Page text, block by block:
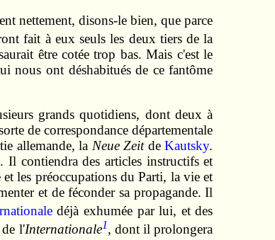
nettement, disons-le bien, que parce
fait à eux seuls les deux tiers de la
être cotée trop bas. Mais c'est le
nous ont déshabitués de ce fantôme
grands quotidiens, dont deux à
de correspondance départementale
allemande, la Neue ZeitdeKautsky.
contiendra des articles instructifs et
les préoccupations du Parti, la vie et
et de féconder sa propagande. Il
déjà exhumée par lui, et des
l'Internationale1, dont il prolongera